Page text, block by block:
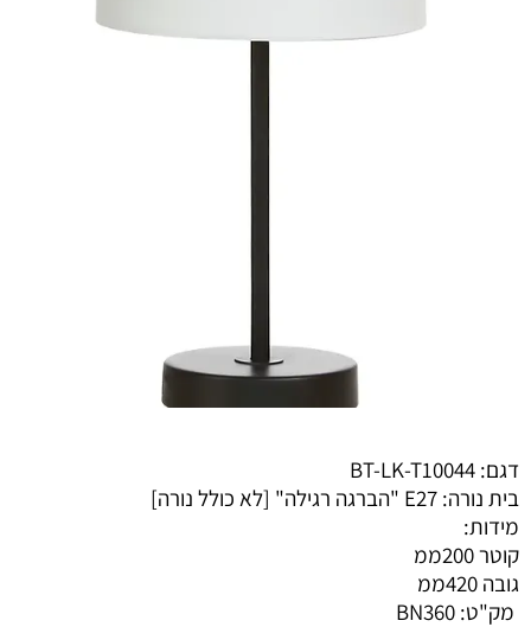
דגם: BT-LK-T10044
בית נורה: E27 "הברגה רגילה" [לא כולל נורה]
מידות:
קוטר 200ממ
גובה 420ממ
מק"ט: BN360